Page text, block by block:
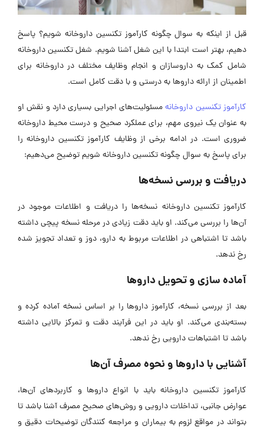
قبل از اینکه به سوالچگونه کارآموز تکنسین داروخانه شویم؟ پاسخ
دهیم، بهتر است ابتدا با این شغل آشنا شویم. شغل تکنسین داروخانه
شامل کمک به داروسازان و انجام وظایف مختلف در داروخانه برای
اطمینان از ارائه داروها به درستی و با دقت کامل است.
کارآموز تکنسین داروخانهمسئولیت‌های اجرایی بسیاری دارد و نقش او
به‌ عنوان یک نیروی مهم، برای عملکرد صحیح و درست محیط داروخانه
ضروری است. در ادامه برخی از وظایف کارآموز تکنسین داروخانه را
برای پاسخ به سوالچگونه تکنسین داروخانه شویمتوضیح می‌دهیم:
دریافت و بررسی نسخه‌ها
کارآموز تکنسین داروخانه نسخه‌ها را دریافت و اطلاعات موجود در
آن‌ها را بررسی می‌کند. او باید دقت زیادی در مرحلهنسخه پیچیداشته
باشد تا اشتباهی در اطلاعات مربوط به دارو، دوز و تعداد تجویز شده
رخ ندهد.
آماده سازی و تحویل داروها
بعد از بررسی نسخه، کارآموز داروها را بر اساس نسخه آماده کرده و
بسته‌بندی می‌کند. او باید در این فرآیند دقت و تمرکز بالایی داشته
باشد تا اشتباهات دارویی رخ ندهد.
آشنایی با داروها و نحوه مصرف آن‌ها
کارآموز تکنسین داروخانه باید با انواع داروها و کاربردهای آن‌ها،
عوارض جانبی، تداخلات دارویی و روش‌های صحیح مصرف آشنا باشد تا
بتواند در مواقع لزوم به بیماران و مراجعه‌ کنندگان توضیحات دقیق و